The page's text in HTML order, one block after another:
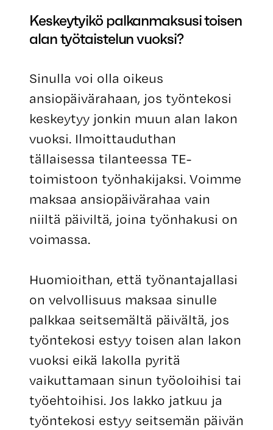
Keskeytyikö palkanmaksusi toisen
alan työtaistelun vuoksi?
Sinulla voi olla oikeus
ansiopäivärahaan, jos työntekosi
keskeytyy jonkin muun alan lakon
vuoksi. Ilmoittauduthan
tällaisessa tilanteessa TE-
toimistoon työnhakijaksi. Voimme
maksaa ansiopäivärahaa vain
niiltä päiviltä, joina työnhakusi on
voimassa.
Huomioithan, että työnantajallasi
on velvollisuus maksaa sinulle
palkkaa seitsemältä päivältä, jos
työntekosi estyy toisen alan lakon
vuoksi eikä lakolla pyritä
vaikuttamaan sinun työoloihisi tai
työehtoihisi. Jos lakko jatkuu ja
työntekosi estyy seitsemän päivän